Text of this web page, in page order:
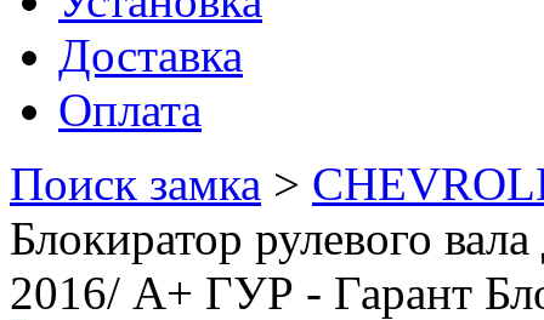
Доставка
Оплата
Поиск замка >
Блокиратор рулевого
2016/ А+ ГУР - Гарант